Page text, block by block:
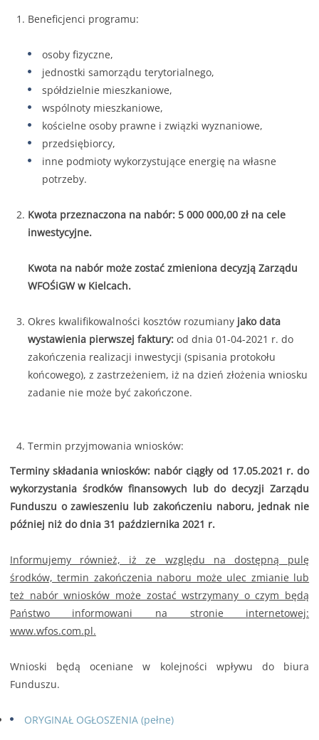
Beneficjenci programu:
osoby fizyczne,
jednostki samorządu terytorialnego,
spółdzielnie mieszkaniowe,
wspólnoty mieszkaniowe,
kościelne osoby prawne i związki wyznaniowe,
przedsiębiorcy,
inne podmioty wykorzystujące energię na własne
potrzeby.
Kwota przeznaczona na nabór: 5 000 000,00 zł na cele
inwestycyjne.
Kwota na nabór może zostać zmieniona decyzją Zarządu
WFOŚiGW w Kielcach.
Okres kwalifikowalności kosztów rozumianyjako data
wystawienia pierwszej faktury:od dnia 01-04-2021 r. do
zakończenia realizacji inwestycji (spisania protokołu
końcowego), z zastrzeżeniem, iż na dzień złożenia wniosku
zadanie nie może być zakończone.
Termin przyjmowania wniosków:
Terminy składania wniosków: nabór ciągły od 17.05.2021 r. do
wykorzystania środków finansowych lub do decyzji Zarządu
Funduszu o zawieszeniu lub zakończeniu naboru, jednak nie
później niż do dnia 31 października 2021 r.
Informujemy również, iż ze względu na dostępną pulę
środków, termin zakończenia naboru może ulec zmianie lub
też nabór wniosków może zostać wstrzymany o czym będą
Państwo informowani na stronie internetowej:
www.wfos.com.pl.
Wnioski będą oceniane w kolejności wpływu do biura
Funduszu.
ORYGINAŁ OGŁOSZENIA (pełne)